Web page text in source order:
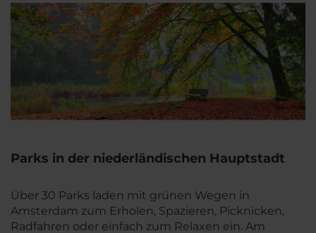
Parks in der niederländischen Hauptstadt
Über 30 Parks laden mit grünen Wegen in
Amsterdam zum Erholen, Spazieren, Picknicken,
Radfahren oder einfach zum Relaxen ein. Am